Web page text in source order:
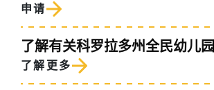
申请
了解有关科罗拉多州全民幼儿
了解更多